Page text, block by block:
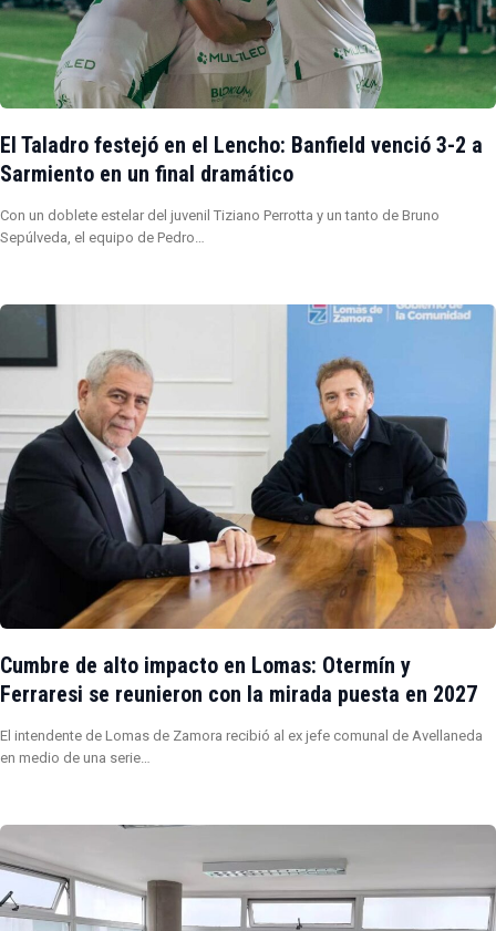
El Taladro festejó en el Lencho: Banfield venció 3-2 a
Sarmiento en un final dramático
Con un doblete estelar del juvenil Tiziano Perrotta y un tanto de Bruno
Sepúlveda, el equipo de Pedro…
Cumbre de alto impacto en Lomas: Otermín y
Ferraresi se reunieron con la mirada puesta en 2027
El intendente de Lomas de Zamora recibió al ex jefe comunal de Avellaneda
en medio de una serie…